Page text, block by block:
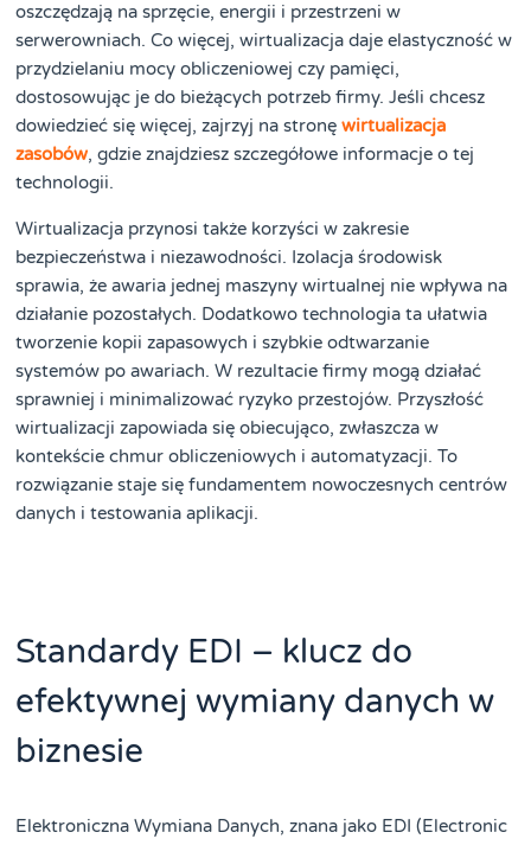
oszczędzają na sprzęcie, energii i przestrzeni w
serwerowniach. Co więcej, wirtualizacja daje elastyczność w
przydzielaniu mocy obliczeniowej czy pamięci,
dostosowując je do bieżących potrzeb firmy. Jeśli chcesz
dowiedzieć się więcej, zajrzyj na stronęwirtualizacja
zasobów, gdzie znajdziesz szczegółowe informacje o tej
technologii.
Wirtualizacja przynosi także korzyści w zakresie
bezpieczeństwa i niezawodności. Izolacja środowisk
sprawia, że awaria jednej maszyny wirtualnej nie wpływa na
działanie pozostałych. Dodatkowo technologia ta ułatwia
tworzenie kopii zapasowych i szybkie odtwarzanie
systemów po awariach. W rezultacie firmy mogą działać
sprawniej i minimalizować ryzyko przestojów. Przyszłość
wirtualizacji zapowiada się obiecująco, zwłaszcza w
kontekście chmur obliczeniowych i automatyzacji. To
rozwiązanie staje się fundamentem nowoczesnych centrów
danych i testowania aplikacji.
Standardy EDI – klucz do
efektywnej wymiany danych w
biznesie
Elektroniczna Wymiana Danych, znana jako EDI (Electronic